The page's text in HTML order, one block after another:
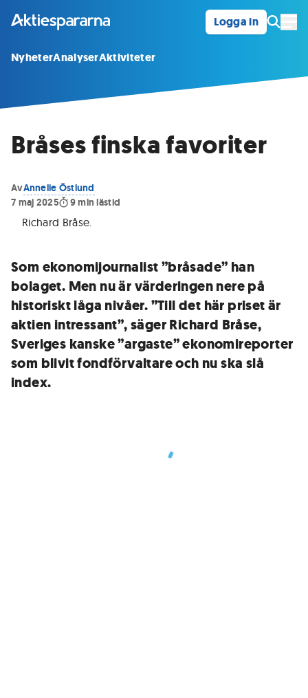
Logga in
NyheterAnalyserAktiviteter
Bråses finska favoriter
AvAnnelie Östlund
7 maj 2025
9min lästid
Richard Bråse.
Som ekonomijournalist ”bråsade” han
bolaget. Men nu är värderingen nere på
historiskt låga nivåer. ”Till det här priset är
aktien intressant”, säger Richard Bråse,
Sveriges kanske ”argaste” ekonomireporter
som blivit fondförvaltare och nu ska slå
index.